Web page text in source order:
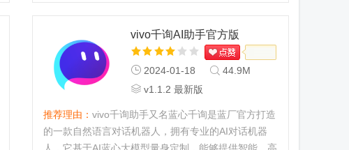
vivo千询AI助手官方版
2024-01-18
44.9M
v1.1.2 最新版
推荐理由： vivo千询助手又名蓝心千询是蓝厂官方打造
的一款自然语言对话机器人，拥有专业的AI对话机器